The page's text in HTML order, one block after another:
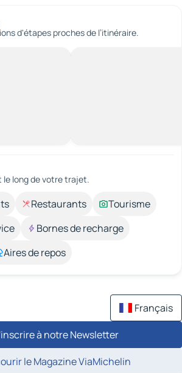
d'étapes proches de l’itinéraire.
le long de votre trajet.
Restaurants
Tourisme
Bornes de recharge
Aires de repos
Français
à notre Newsletter
le Magazine ViaMichelin